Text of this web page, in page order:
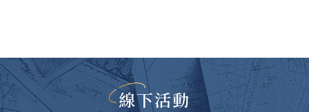
線下活動